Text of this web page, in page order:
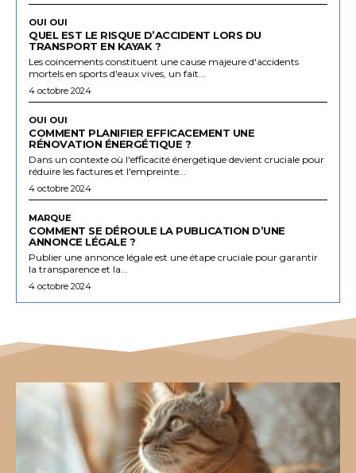
OUI OUI
QUEL EST LE RISQUE D’ACCIDENT LORS DU
TRANSPORT EN KAYAK ?
Les coincements constituent une cause majeure d'accidents
mortels en sports d'eaux vives, un fait...
4 octobre 2024
OUI OUI
COMMENT PLANIFIER EFFICACEMENT UNE
RÉNOVATION ÉNERGÉTIQUE ?
Dans un contexte où l'efficacité énergétique devient cruciale pour
réduire les factures et l'empreinte...
4 octobre 2024
MARQUE
COMMENT SE DÉROULE LA PUBLICATION D’UNE
ANNONCE LÉGALE ?
Publier une annonce légale est une étape cruciale pour garantir
la transparence et la...
4 octobre 2024